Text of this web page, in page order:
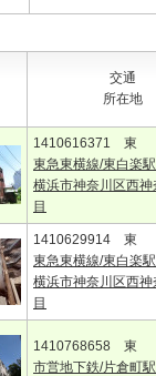
交通
所在地
1410616371 東
東急東横線/東白楽駅
横浜市神奈川区西
目
1410629914 東
東急東横線/東白楽駅
横浜市神奈川区西
目
1410768658 東
市営地下鉄/片倉町駅